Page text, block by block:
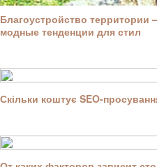
Благоустройство
модные тенденции для стил
Скільки коштує SEO-